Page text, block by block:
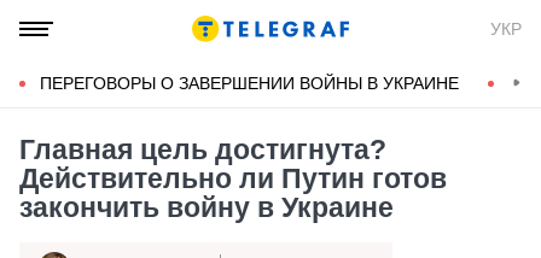
УКР
ПЕРЕГОВОРЫ О ЗАВЕРШЕНИИ ВОЙНЫ В УКРАИНЕ
Главная цель достигнута?
Действительно ли Путин готов
закончить войну в Украине